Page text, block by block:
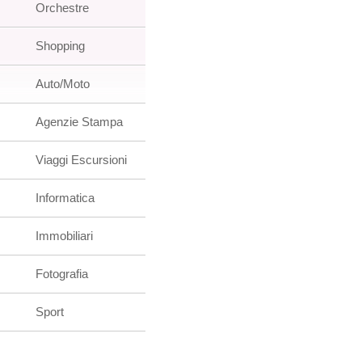
Orchestre
Shopping
Auto/Moto
Agenzie Stampa
Viaggi Escursioni
Informatica
Immobiliari
Fotografia
Sport